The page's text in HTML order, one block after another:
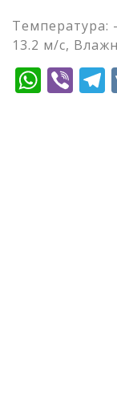
Температура:
13.2 м/с,